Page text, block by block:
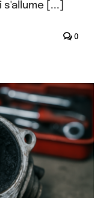
[...]
0